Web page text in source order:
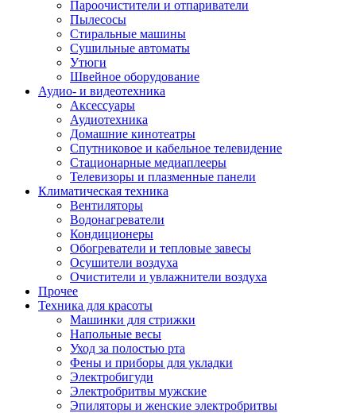
Пароочистители и отпариватели
Пылесосы
Стиральные машины
Сушильные автоматы
Утюги
Швейное оборудование
Аудио- и видеотехника
Аксессуары
Аудиотехника
Домашние кинотеатры
Спутниковое и кабельное телевидение
Стационарные медиаплееры
Телевизоры и плазменные панели
Климатическая техника
Вентиляторы
Водонагреватели
Кондиционеры
Обогреватели и тепловые завесы
Осушители воздуха
Очистители и увлажнители воздуха
Прочее
Техника для красоты
Машинки для стрижки
Напольные весы
Уход за полостью рта
Фены и приборы для укладки
Электробигуди
Электробритвы мужские
Эпиляторы и женские электробритвы